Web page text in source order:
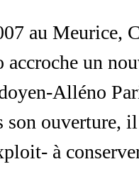
au Meurice,
un
Alléno
son ouverture,
à